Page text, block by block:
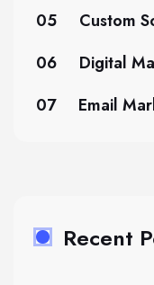
05
Custom
06
Digital
07
Email
Recent